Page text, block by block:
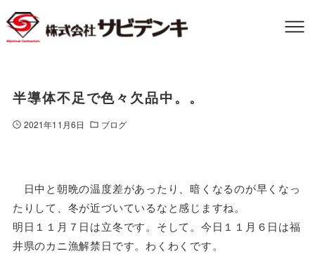
半導体不足で色々欠品中。。
2021年11月6日 ブログ
日中と朝晩の温度差があったり、暗くなるのが早くなっ
たりして、冬が近づいているなと感じますね。
明日１１月７日は立冬です。そして。今日１１月６日は福
井県のカニ漁解禁日です。わくわくです。